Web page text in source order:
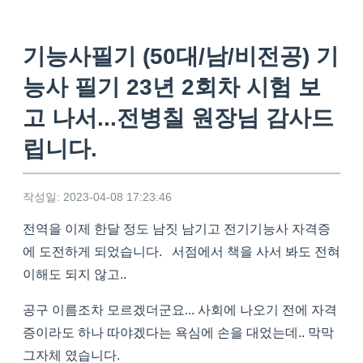
기능사필기 (50대/남/비전공) 기
능사 필기 23년 2회차 시험 보
고 나서...전병칠 원장님 감사드
립니다.
작성일: 2023-04-08 17:23:46
전역을 이제 한달 정도 남짓 남기고 전기기능사 자격증
에 도전하게 되었습니다. 서점에서 책을 사서 봐도 전혀
이해도 되지 않고..
공구 이름조차 모르겠더군요... 사회에 나오기 전에 자격
증이라도 하나 따야겠다는 욕심에 손을 대었는데.. 막막
그자체 였습니다.